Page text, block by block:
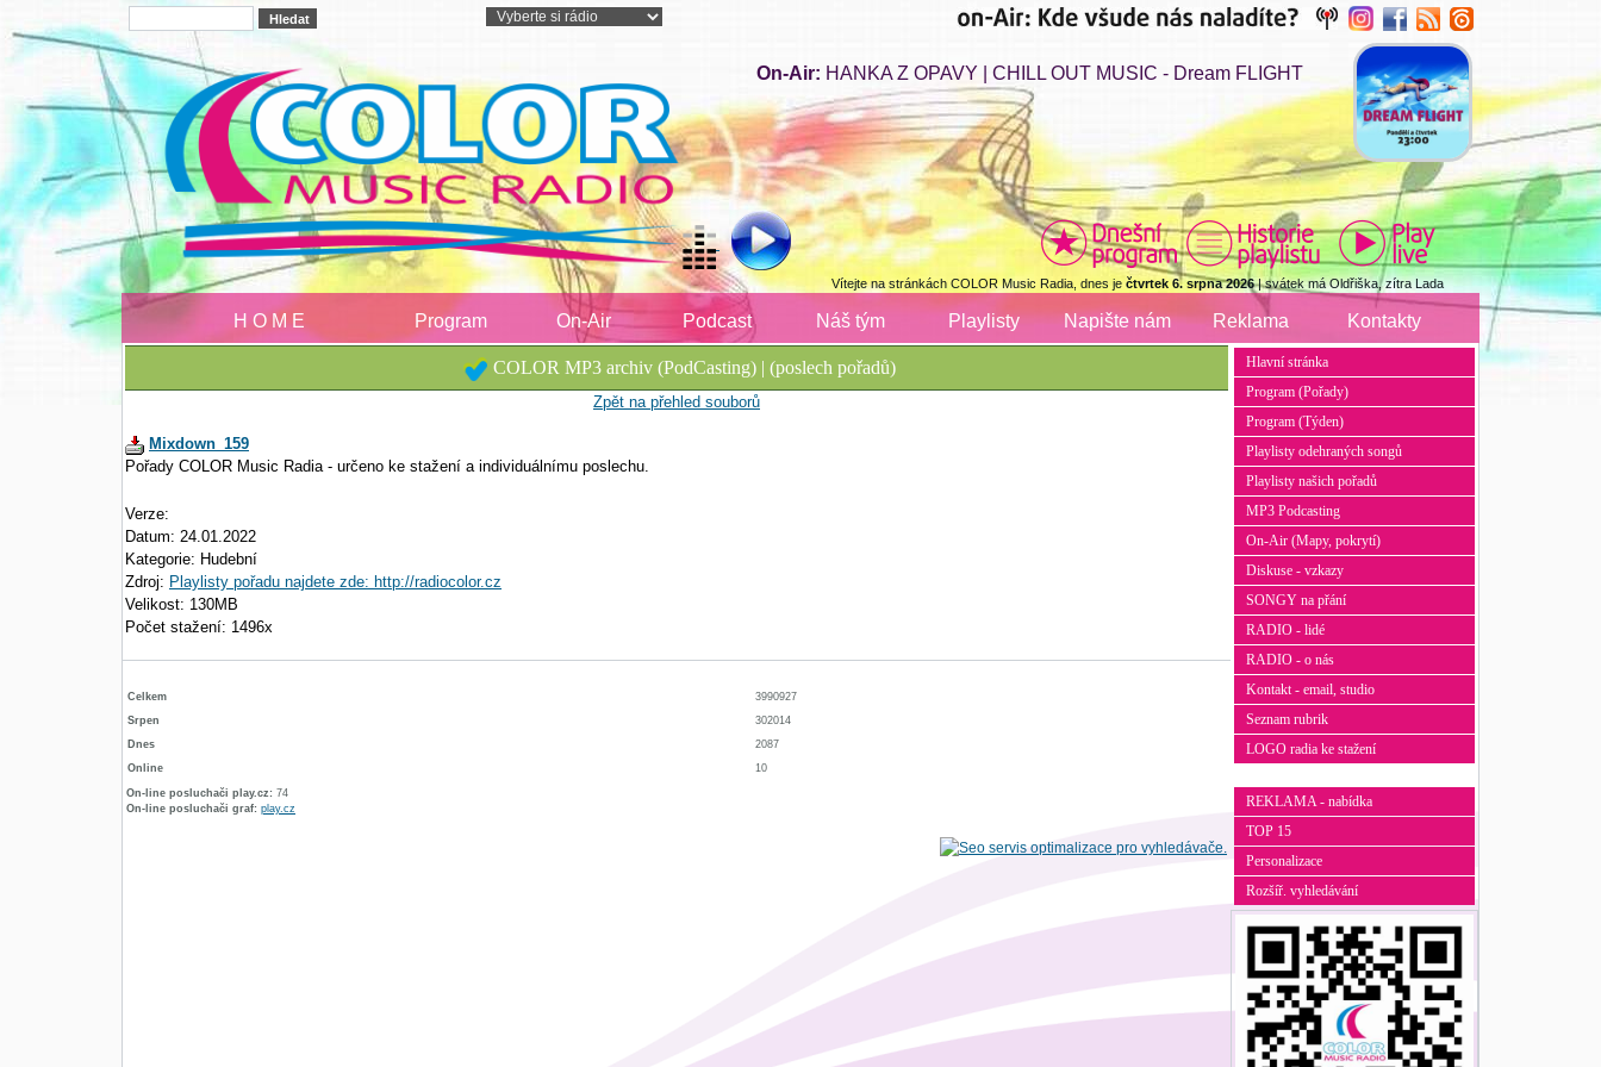
On-Air: HANKA Z OPAVY | CHILL OUT MUSIC - Dream FLIGHT
Vítejte na stránkách COLOR Music Radia, dnes je čtvrtek 6. srpna 2026| svátek má Oldřiška, zítra Lada
H O M E Program On-Air Podcast Náš tým Playlisty Napište nám Reklama Kontakty
COLOR MP3 archiv (PodCasting) | (poslech pořadů)
Zpět na přehled souborů
Mixdown_159
Pořady COLOR Music Radia - určeno ke stažení a individuálnímu poslechu.
Verze:
Datum: 24.01.2022
Kategorie: Hudební
Zdroj: Playlisty pořadu najdete zde: http://radiocolor.cz
Velikost: 130MB
Počet stažení: 1496x
Celkem
3990927
Srpen
302014
Dnes
2087
Online
10
On-line posluchači play.cz: 74
On-line posluchači graf: play.cz
Hlavní stránka
Program (Pořady)
Program (Týden)
Playlisty odehraných songů
Playlisty našich pořadů
MP3 Podcasting
On-Air (Mapy, pokrytí)
Diskuse - vzkazy
SONGY na přání
RADIO - lidé
RADIO - o nás
Kontakt - email, studio
Seznam rubrik
LOGO radia ke stažení
REKLAMA - nabídka
TOP 15
Personalizace
Rozšíř. vyhledávání